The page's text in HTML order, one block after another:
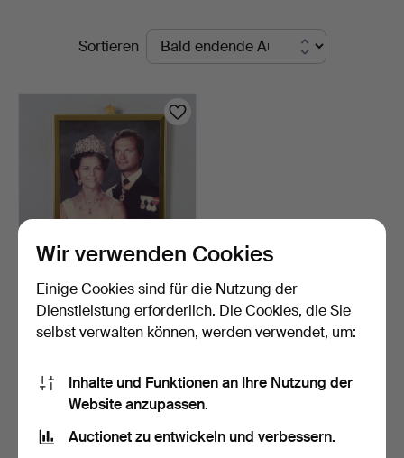
LaufendeSortieren
LENNART NILSSON.
NACH. Fotografischer
Abzu…
14 Tage
Suche speichern
Wir verwenden Cookies
Einige Cookies sind für die Nutzung der
Dienstleistung erforderlich. Die Cookies, die Sie
selbst verwalten können, werden verwendet, um:
Inhalte und Funktionen an Ihre Nutzung der
Website anzupassen.
Auctionet zu entwickeln und verbessern.